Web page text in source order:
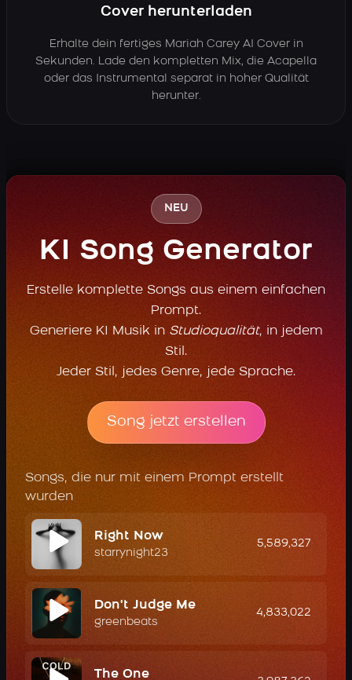
Cover herunterladen
Erhalte dein fertiges Mariah Carey AI Cover in
Sekunden. Lade den kompletten Mix, die Acapella
oder das Instrumental separat in hoher Qualität
herunter.
NEU
KI Song Generator
Erstelle komplette Songs aus einem einfachen
Prompt.
Generiere KI Musik in Studioqualität, in jedem
Stil.
Jeder Stil, jedes Genre, jede Sprache.
Song jetzt erstellen
Songs, die nur mit einem Prompt erstellt
wurden
Right Now
starrynight23
5,589,327
Don't Judge Me
greenbeats
4,833,022
The One